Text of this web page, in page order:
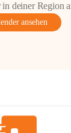
deiner Region
ansehen